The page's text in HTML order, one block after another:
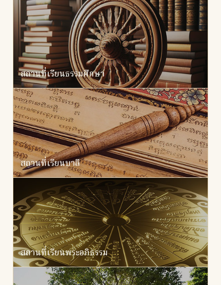
สถานที่เรียนธรรมศึกษา
สถานที่เรียนบาลี
สถานที่เรียนพระอภิธรรม